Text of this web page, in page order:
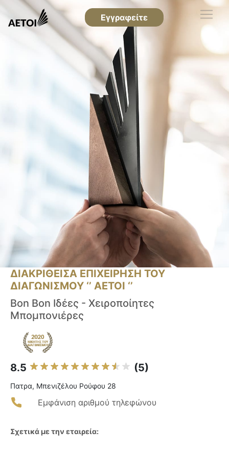
Εγγραφείτε
ΔΙΑΚΡΙΘΕΙΣΑ ΕΠΙΧΕΙΡΗΣΗ ΤΟΥ
ΔΙΑΓΩΝΙΣΜΟΥ ‘’ ΑΕΤΟΙ ‘’
Bon Bon Ιδέες - Χειροποίητες
Μπομπονιέρες
8.5 (5)
Πατρα, Μπενιζέλου Ρούφου 28
Εμφάνιση αριθμού τηλεφώνου
Σχετικά με την εταιρεία: